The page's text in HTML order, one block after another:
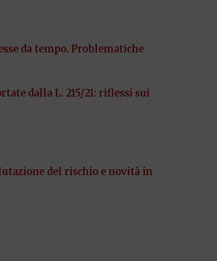
da tempo. Problematiche
dalla L. 215/21: riflessi sui
del rischio e novità in